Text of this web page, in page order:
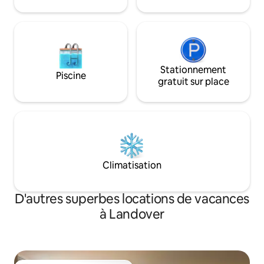
vous vous sentiez à la maison.
Piscine
Stationnement
gratuit sur place
Climatisation
D'autres superbes locations de vacances
à Landover